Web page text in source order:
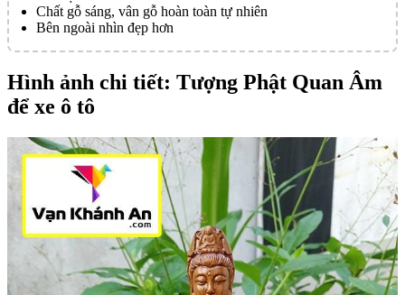
Chất gỗ sáng, vân gỗ hoàn toàn tự nhiên
Bên ngoài nhìn đẹp hơn
Hình ảnh chi tiết: Tượng Phật Quan Âm
để xe ô tô